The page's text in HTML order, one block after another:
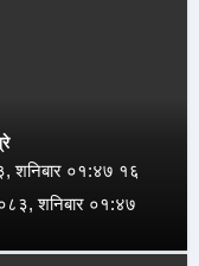
शनिबार ०१:४७ १६
शनिबार ०१:४७